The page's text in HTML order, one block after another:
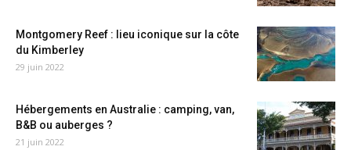
Montgomery Reef : lieu iconique sur la côte
du Kimberley
29 juin 2022
Hébergements en Australie : camping, van,
B&B ou auberges ?
21 juin 2022